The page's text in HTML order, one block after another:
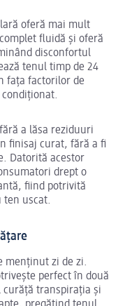
oferă mai mult
fluidă și oferă
disconfortul
tenul timp de 24
fața factorilor de
a lăsa reziduuri
finisaj curat, fără a fi
Datorită acestor
drept o
fiind potrivită
ten uscat.
menținut zi de zi.
perfect în două
curăță transpirația și